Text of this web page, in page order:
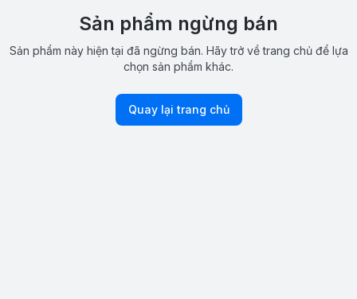
Sản phẩm ngừng bán
Sản phẩm này hiện tại đã ngừng bán. Hãy trở về trang chủ để lựa
chọn sản phẩm khác.
Quay lại trang chủ